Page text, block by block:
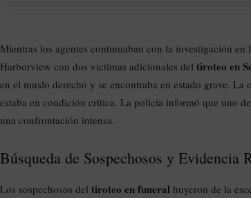
Mientras los agentes continuaban con la investigación
Harborview con dos víctimas adicionales del tiroteo en
en el muslo derecho y se encontraba en estado grave.
estaba en condición crítica. La policía informó que uno
una confrontación intensa.
Búsqueda de Sospechosos y Evidencia
Los sospechosos del tiroteo en funeral huyeron de la